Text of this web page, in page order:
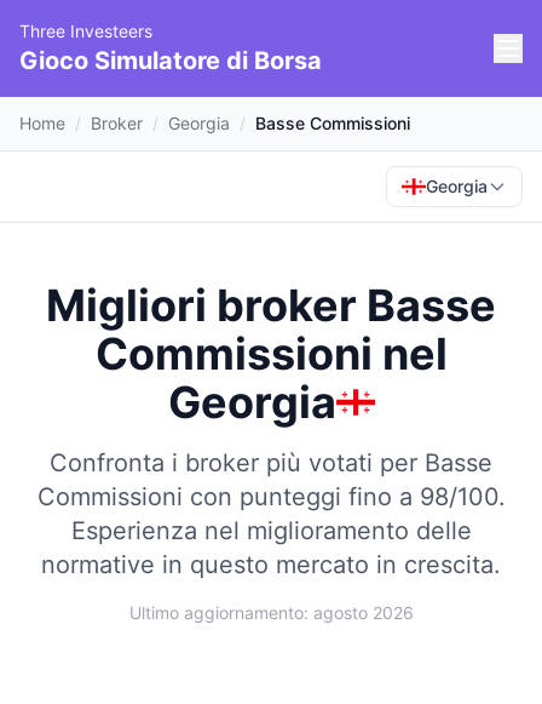
Three Investeers
Gioco Simulatore di Borsa
Home / Broker / Georgia / Basse Commissioni
Georgia
Migliori broker Basse
Commissioni nel
Georgia
Confronta i broker più votati per Basse
Commissioni con punteggi fino a 98/100.
Esperienza nel miglioramento delle
normative in questo mercato in crescita.
Ultimo aggiornamento: agosto 2026